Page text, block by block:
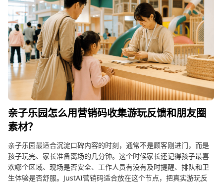
亲子乐园怎么用营销码收集游玩反馈和朋友圈
素材？
亲子乐园最适合沉淀口碑内容的时刻，通常不是顾客刚进门，而是
孩子玩完、家长准备离场的几分钟。这个时候家长还记得孩子最喜
欢哪个区域、现场是否安全、工作人员有没有及时提醒、排队和卫
生体验是否舒服。JustAI营销码适合放在这个节点，把真实游玩反